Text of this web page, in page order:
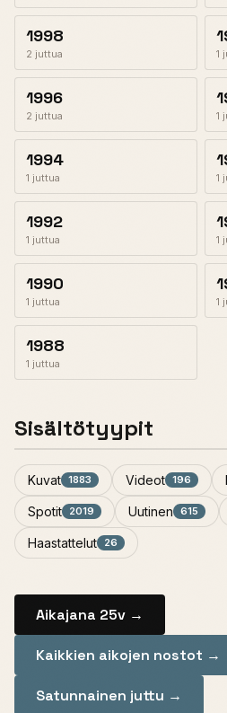
1998
2 juttua 1
1996
2 juttua 1
1994
1 juttua 1
1992
1 juttua 1
1990
1 juttua 1
1988
1 juttua
Sisältötyypit
Kuvat 1883 Videot 196
Spotit 2019 Uutinen 615
Haastattelut 26
Aikajana 25v →
Kaikkien aikojen nostot →
Satunnainen juttu →